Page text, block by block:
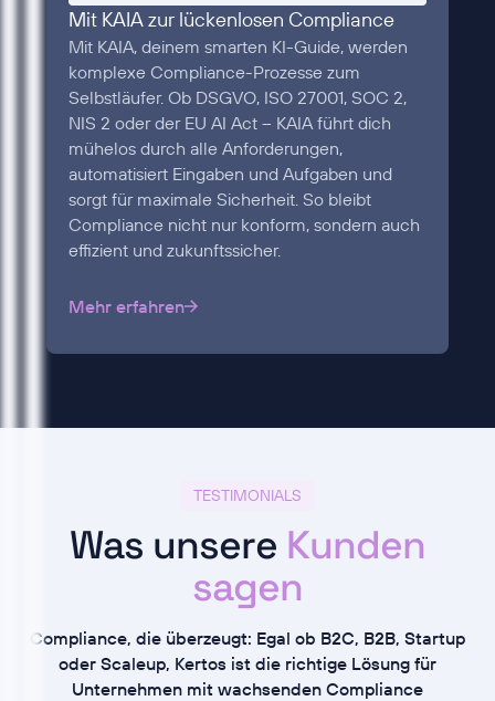
Mit KAIA zur lückenlosen Compliance
Mit KAIA, deinem smarten KI-Guide, werden
komplexe Compliance-Prozesse zum
Selbstläufer. Ob DSGVO, ISO 27001, SOC 2,
NIS 2 oder der EU AI Act – KAIA führt dich
mühelos durch alle Anforderungen,
automatisiert Eingaben und Aufgaben und
sorgt für maximale Sicherheit. So bleibt
Compliance nicht nur konform, sondern auch
effizient und zukunftssicher.
Mehr erfahren
TESTIMONIALS
Was unsere Kunden
sagen
Compliance, die überzeugt: Egal ob B2C, B2B, Startup
oder Scaleup, Kertos ist die richtige Lösung für
Unternehmen mit wachsenden Compliance